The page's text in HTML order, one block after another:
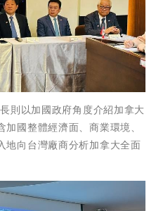
則以加國政府角度介紹加拿大
國整體經濟面、商業環境、
地向台灣廠商分析加拿大全面